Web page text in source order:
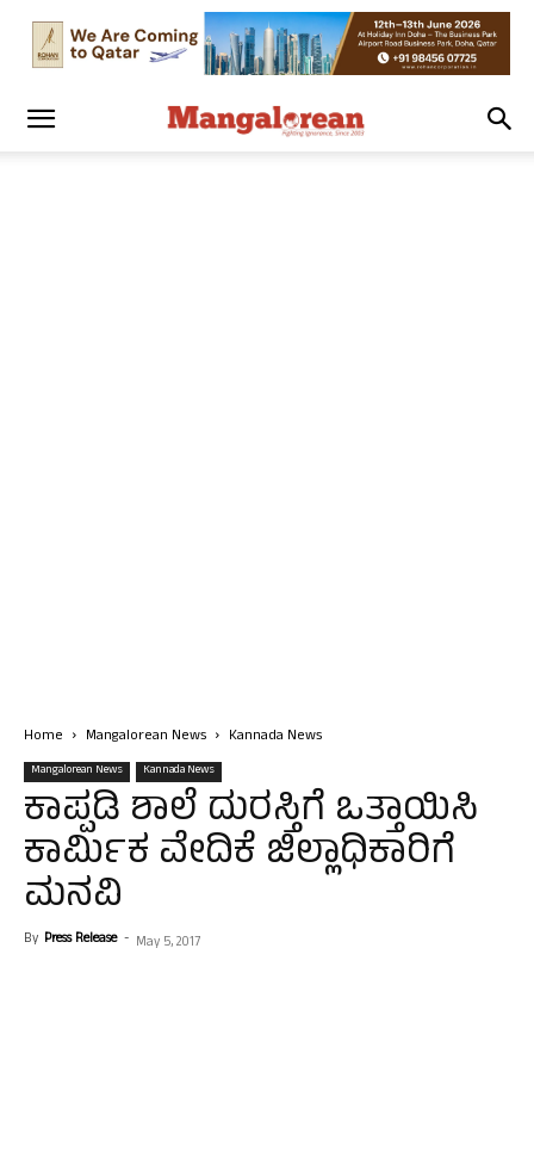
Home Mangalorean News Kannada News
Mangalorean News Kannada News
ಕಾಪ್ಪಡಿ ಶಾಲೆ ದುರಸ್ತಿಗೆ ಒತ್ತಾಯಿಸಿ
ಕಾರ್ಮಿಕ ವೇದಿಕೆ ಜಿಲ್ಲಾಧಿಕಾರಿಗೆ
ಮನವಿ
By Press Release - May 5, 2017